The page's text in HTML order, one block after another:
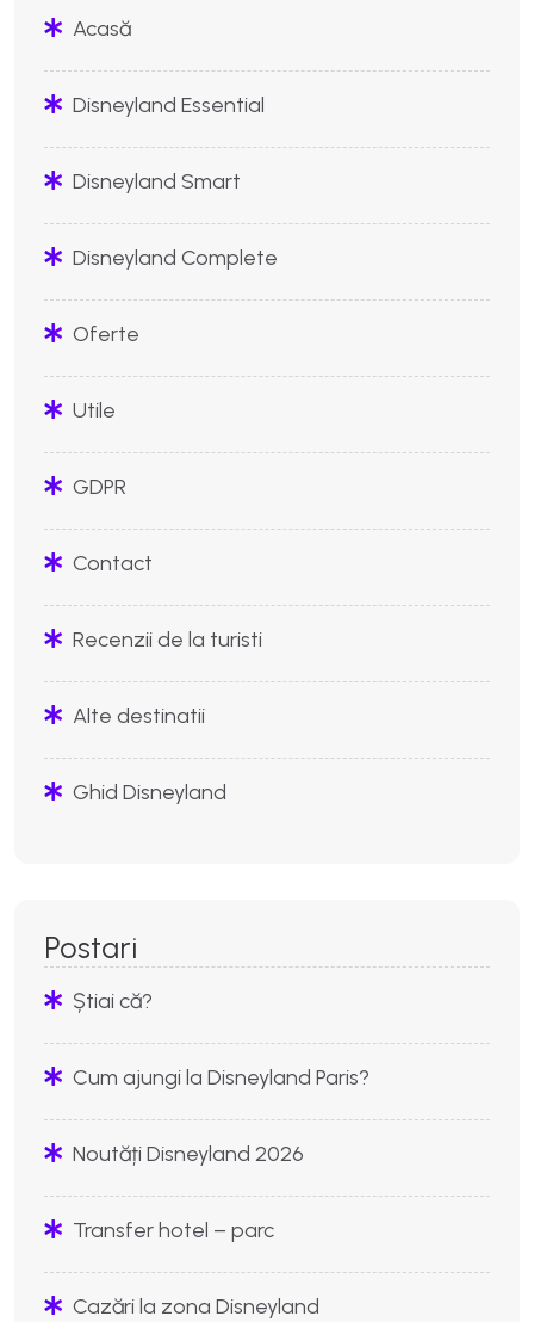
Acasă
Disneyland Essential
Disneyland Smart
Disneyland Complete
Oferte
Utile
GDPR
Contact
Recenzii de la turisti
Alte destinatii
Ghid Disneyland
Postari
Știai că?
Cum ajungi la Disneyland Paris?
Noutăți Disneyland 2026
Transfer hotel – parc
Cazări la zona Disneyland